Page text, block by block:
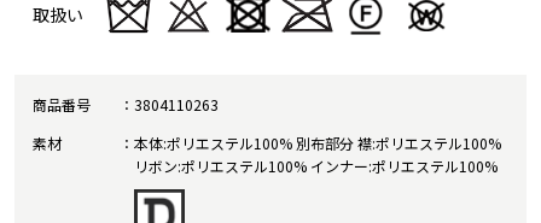
取扱い
商品番号
3804110263
素材
本体:ポリエステル100% 別布部分 襟:ポリエステル100%
リボン:ポリエステル100% インナー:ポリエステル100%